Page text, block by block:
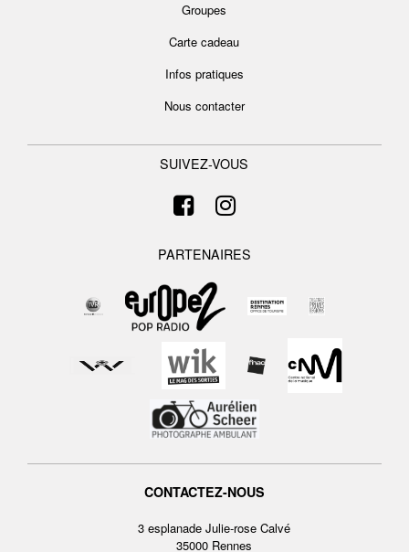
Groupes
Carte cadeau
Infos pratiques
Nous contacter
SUIVEZ-VOUS
PARTENAIRES
CONTACTEZ-NOUS
3 esplanade Julie-rose Calvé
35000 Rennes